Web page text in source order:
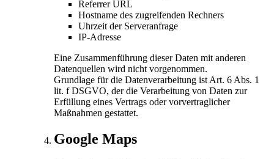
Referrer URL
Hostname des zugreifenden Rechners
Uhrzeit der Serveranfrage
IP-Adresse
Eine Zusammenführung dieser Daten mit anderen
Datenquellen wird nicht vorgenommen.
Grundlage für die Datenverarbeitung ist Art. 6 Abs. 1
lit. f DSGVO, der die Verarbeitung von Daten zur
Erfüllung eines Vertrags oder vorvertraglicher
Maßnahmen gestattet.
Google Maps